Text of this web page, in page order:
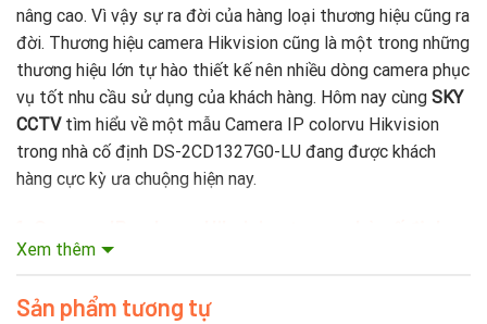
nâng cao. Vì vậy sự ra đời của hàng loại thương hiệu cũng ra
đời. Thương hiệu camera Hikvision cũng là một trong những
thương hiệu lớn tự hào thiết kế nên nhiều dòng camera phục
vụ tốt nhu cầu sử dụng của khách hàng. Hôm nay cùng SKY
CCTVtìm hiểu về một mẫu Camera IP colorvu Hikvision
trong nhà cố định DS-2CD1327G0-LU đang được khách
hàng cực kỳ ưa chuộng hiện nay.
DS-2CD1327G0-LU
Được thành lập với năm 2001 Hikvision đã phát triển mạnh
mẽ, trở thành công ty đa quốc gia với 25 chi nhánh trên toàn
Xem thêm
Sản phẩm tương tự